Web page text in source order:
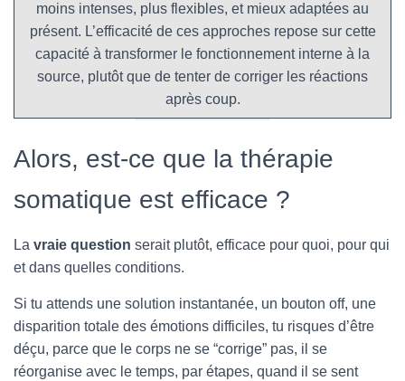
moins intenses, plus flexibles, et mieux adaptées au
présent. L’efficacité de ces approches repose sur cette
capacité à transformer le fonctionnement interne à la
source, plutôt que de tenter de corriger les réactions
après coup.
Alors, est-ce que la thérapie
somatique est efficace ?
La vraie question serait plutôt, efficace pour quoi, pour qui
et dans quelles conditions.
Si tu attends une solution instantanée, un bouton off, une
disparition totale des émotions difficiles, tu risques d’être
déçu, parce que le corps ne se “corrige” pas, il se
réorganise avec le temps, par étapes, quand il se sent